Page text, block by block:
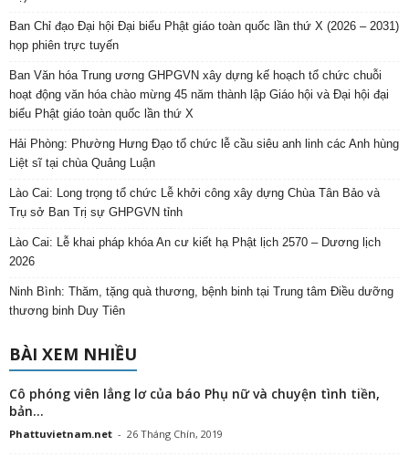
Ban Chỉ đạo Đại hội Đại biểu Phật giáo toàn quốc lần thứ X (2026 – 2031)
họp phiên trực tuyến
Ban Văn hóa Trung ương GHPGVN xây dựng kế hoạch tổ chức chuỗi
hoạt động văn hóa chào mừng 45 năm thành lập Giáo hội và Đại hội đại
biểu Phật giáo toàn quốc lần thứ X
Hải Phòng: Phường Hưng Đạo tổ chức lễ cầu siêu anh linh các Anh hùng
Liệt sĩ tại chùa Quảng Luận
Lào Cai: Long trọng tổ chức Lễ khởi công xây dựng Chùa Tân Bảo và
Trụ sở Ban Trị sự GHPGVN tỉnh
Lào Cai: Lễ khai pháp khóa An cư kiết hạ Phật lịch 2570 – Dương lịch
2026
Ninh Bình: Thăm, tặng quà thương, bệnh binh tại Trung tâm Điều dưỡng
thương binh Duy Tiên
BÀI XEM NHIỀU
Cô phóng viên lẳng lơ của báo Phụ nữ và chuyện tình tiền,
bản...
Phattuvietnam.net - 26 Tháng Chín, 2019